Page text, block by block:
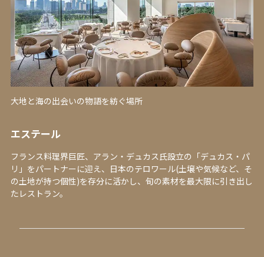
大地と海の出会いの物語を紡ぐ場所
エステール
フランス料理界巨匠、アラン・デュカス氏設立の「デュカス・パ
リ」をパートナーに迎え、日本のテロワール(土壌や気候など、そ
の土地が持つ個性)を存分に活かし、旬の素材を最大限に引き出し
たレストラン。